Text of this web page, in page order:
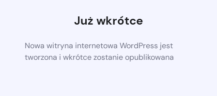
Już wkrótce
Nowa witryna internetowa WordPress jest
tworzona i wkrótce zostanie opublikowana